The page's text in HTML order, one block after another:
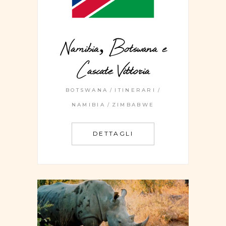
Namibia, Botswana e
Cascate Vittoria
BOTSWANA ITINERARI
NAMIBIA ZIMBABWE
DETTAGLI